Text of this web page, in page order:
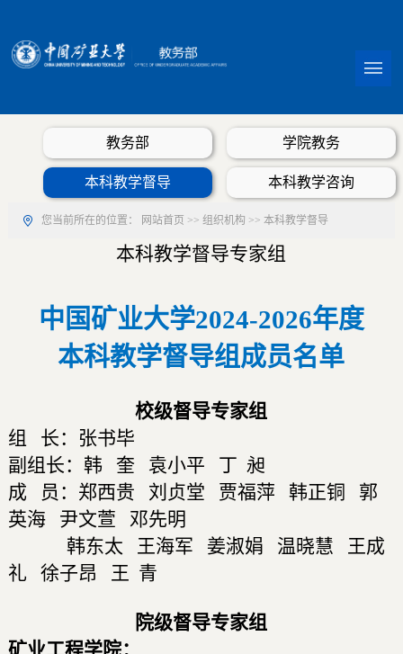
教务部 学院教务
本科教学督导 本科教学咨询
您当前所在的位置： 网站首页 >> 组织机构 >> 本科教学督导
本科教学督导专家组
中国矿业大学2024-2026年度
本科教学督导组成员名单
校级督导专家组
组 长：张书毕
副组长：韩 奎 袁小平 丁 昶
成 员：郑西贵 刘贞堂 贾福萍 韩正铜 郭
英海 尹文萱 邓先明
韩东太 王海军 姜淑娟 温晓慧 王成
礼 徐子昂 王 青
院级督导专家组
矿业工程学院：